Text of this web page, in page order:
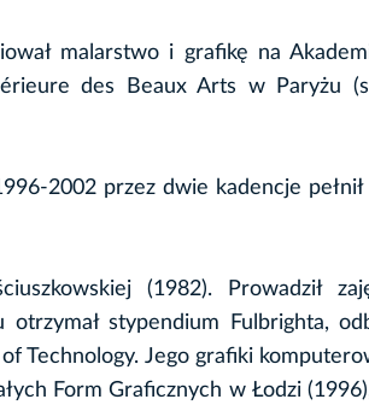
malarstwo i grafikę na
des Beaux Arts w Paryżu
2002 przez dwie kadencje
(1982). Prowadził
stypendium Fulbrighta,
Technology. Jego grafiki
Form Graficznych w Łodzi